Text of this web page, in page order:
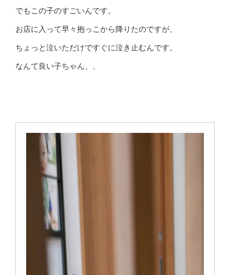
でもこの子のすごいんです。
お店に入って早々抱っこから降りたのですが、
ちょっと泣いただけですぐに泣き止むんです。
なんて良い子ちゃん、、